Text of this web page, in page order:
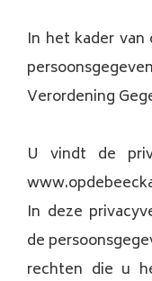
In het kader
Verordening
U vindt de
In deze
de
rechten die u